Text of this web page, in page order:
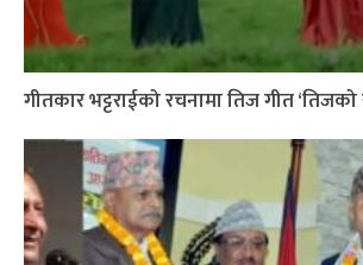
गीतकार भट्टराईको रचनामा तिज गीत ‘तिजको